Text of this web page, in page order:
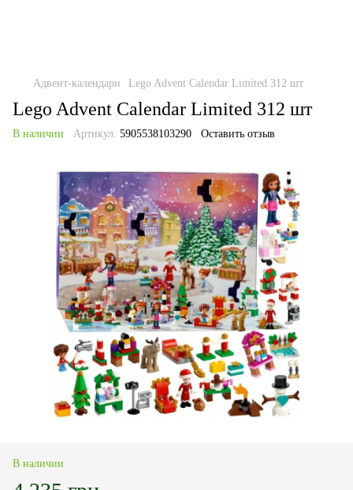
Адвент-календари Lego Advent Calendar Limited 312 шт
Lego Advent Calendar Limited 312 шт
В наличии Артикул: 5905538103290 Оставить отзыв
В наличии